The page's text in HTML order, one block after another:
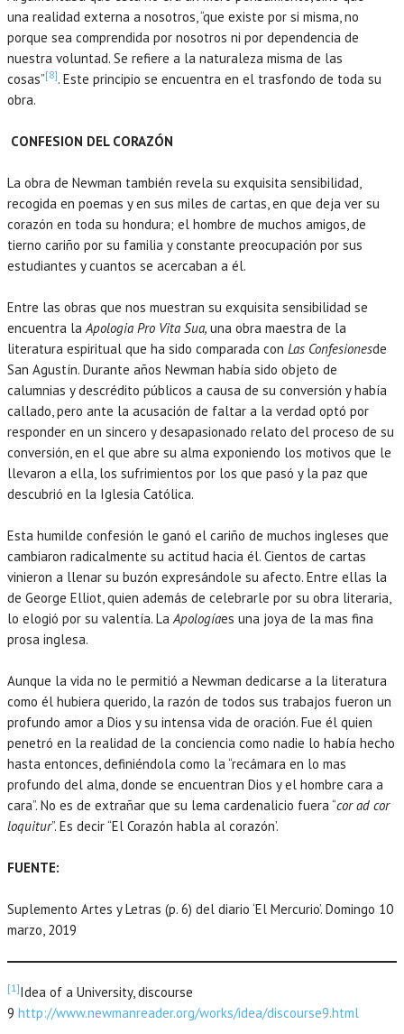
una realidad externa a nosotros, “que existe por si misma, no
porque sea comprendida por nosotros ni por dependencia de
nuestra voluntad. Se refiere a la naturaleza misma de las
cosas”[8]. Este principio se encuentra en el trasfondo de toda su
obra.
CONFESION DEL CORAZÓN
La obra de Newman también revela su exquisita sensibilidad,
recogida en poemas y en sus miles de cartas, en que deja ver su
corazón en toda su hondura; el hombre de muchos amigos, de
tierno cariño por su familia y constante preocupación por sus
estudiantes y cuantos se acercaban a él.
Entre las obras que nos muestran su exquisita sensibilidad se
encuentra laApologia Pro Vita Sua, una obra maestra de la
literatura espiritual que ha sido comparada con Las Confesionesde
San Agustín. Durante años Newman había sido objeto de
calumnias y descrédito públicos a causa de su conversión y había
callado, pero ante la acusación de faltar a la verdad optó por
responder en un sincero y desapasionado relato del proceso de su
conversión, en el que abre su alma exponiendo los motivos que le
llevaron a ella, los sufrimientos por los que pasó y la paz que
descubrió en la Iglesia Católica.
Esta humilde confesión le ganó el cariño de muchos ingleses que
cambiaron radicalmente su actitud hacia él. Cientos de cartas
vinieron a llenar su buzón expresándole su afecto. Entre ellas la
de George Elliot, quien además de celebrarle por su obra literaria,
lo elogió por su valentía. LaApologíaes una joya de la mas fina
prosa inglesa.
Aunque la vida no le permitió a Newman dedicarse a la literatura
como él hubiera querido, la razón de todos sus trabajos fueron un
profundo amor a Dios y su intensa vida de oración. Fue él quien
penetró en la realidad de la conciencia como nadie lo había hecho
hasta entonces, definiéndola como la “recámara en lo mas
profundo del alma, donde se encuentran Dios y el hombre cara a
cara”. No es de extrañar que su lema cardenalicio fuera “cor ad cor
loquitur”. Es decir “El Corazón habla al corazón’.
FUENTE:
Suplemento Artes y Letras (p. 6) del diario ‘El Mercurio’. Domingo 10
marzo, 2019
[1]Idea of a University, discourse
9 http://www.newmanreader.org/works/idea/discourse9.html